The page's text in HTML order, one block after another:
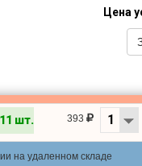
Цена
11 шт. 393
на удаленном складе